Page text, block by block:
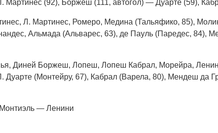
Мартинес (92), Боржеш (111, автогол) — Дуарте (59),
Л. Мартинес, Ромеро, Медина (Тальяфико, 85),
Альмада (Альварес, 63), де Пауль (Паредес, 84),
Диней Боржеш, Лопеш, Лопеш Кабрал, Морейра,
Дуарте (Монтейру, 67), Кабрал (Варела, 80), Мендеш да
— Ленини